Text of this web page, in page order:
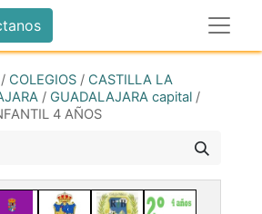
/ COLEGIOS / CASTILLA LA
/ GUADALAJARA capital /
4 AÑOS